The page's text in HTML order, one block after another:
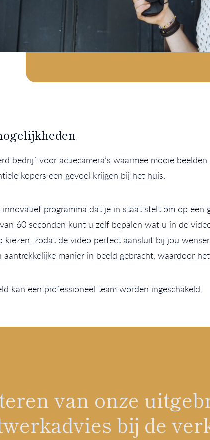
bedrijf voor actiecamera’s waarmee mooie
kopers een gevoel krijgen bij het huis.
innovatief programma dat je in staat stelt om op
60 seconden kunt u zelf bepalen wat u in de
kiezen, zodat de video perfect aansluit bij jou
aantrekkelijke manier in beeld gebracht, waardoor
kan een professioneel team worden ingeschakeld.
van onze
bij de